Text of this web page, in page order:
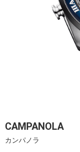
CAMPANOLA
カンパノラ